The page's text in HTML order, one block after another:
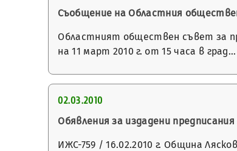
Съобщение на Областния
Областният обществен съвет за
на 11 март 2010 г. от 15 часа в град…
02.03.2010
Обявления за издадени
ИЖС-759 / 16.02.2010 г. Община